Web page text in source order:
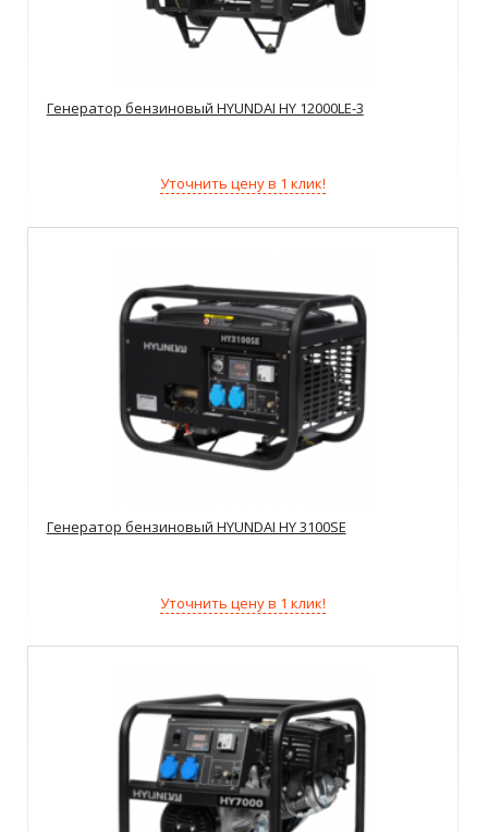
Генератор бензиновый HYUNDAI HY 12000LE-3
Уточнить цену в 1 клик!
Генератор бензиновый HYUNDAI HY 3100SE
Уточнить цену в 1 клик!